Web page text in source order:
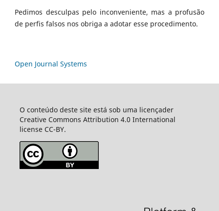
Pedimos desculpas pelo inconveniente, mas a profusão
de perfis falsos nos obriga a adotar esse procedimento.
Open Journal Systems
O conteúdo deste site está sob uma licençader
Creative Commons Attribution 4.0 International
license CC-BY.